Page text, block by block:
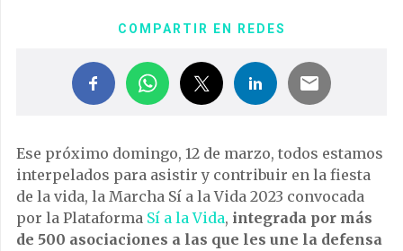
COMPARTIR EN REDES
Ese próximo domingo, 12 de marzo, todos estamos
interpelados para asistir y contribuir en la fiesta
de la vida, la Marcha Sí a la Vida 2023 convocada
por la Plataforma Sí a la Vida, integrada por más
de 500 asociaciones a las que les une la defensa